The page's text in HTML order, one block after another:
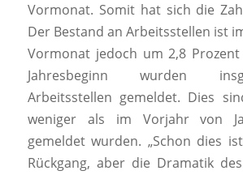
Vormonat. Somit hat sich die
Der Bestand an Arbeitsstellen ist
Vormonat jedoch um 2,8 Prozent
Jahresbeginn wurden
Arbeitsstellen gemeldet. Dies
weniger als im Vorjahr von
gemeldet wurden. „Schon dies
Rückgang, aber die Dramatik